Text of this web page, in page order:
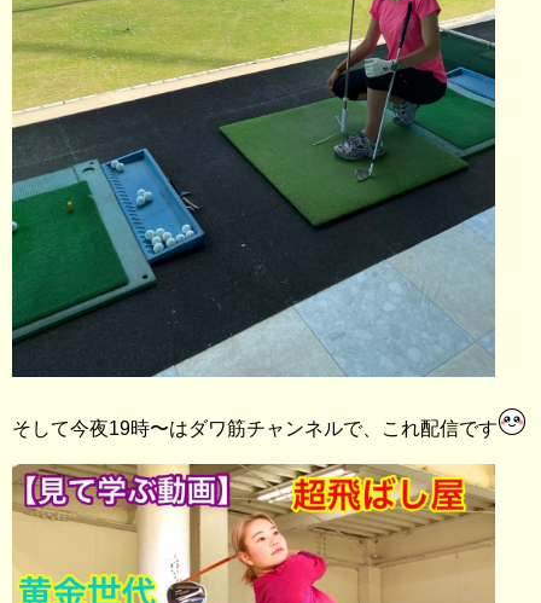
そして今夜19時〜はダワ筋チャンネルで、これ配信です